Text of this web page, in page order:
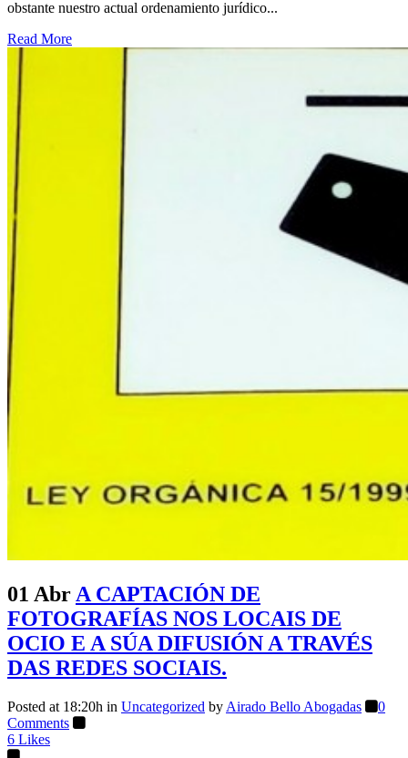
obstante nuestro actual ordenamiento jurídico...
Read More
01 AbrA CAPTACIÓN DE
FOTOGRAFÍAS NOS LOCAIS DE
OCIO E A SÚA DIFUSIÓN A TRAVÉS
DAS REDES SOCIAIS.
Posted at 18:20h in Uncategorized by Airado Bello Abogadas
0
Comments
6 Likes